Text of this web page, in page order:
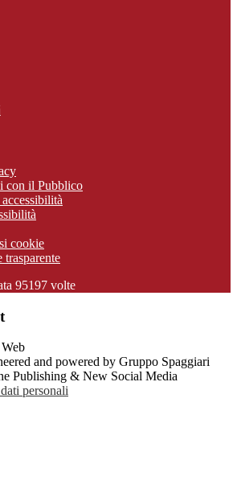
con il Pubblico
cookie
95197 volte
and powered by Gruppo Spaggiari
Publishing & New Social Media
personali